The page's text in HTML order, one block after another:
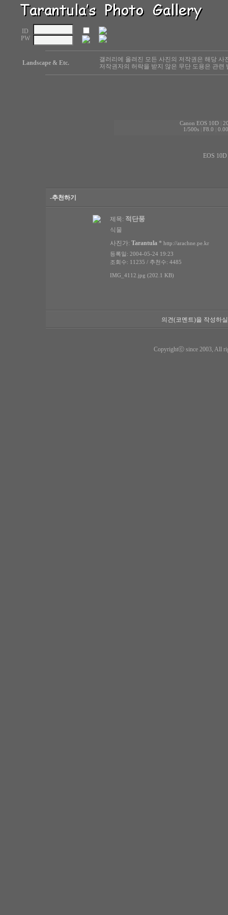
ID
PW
Landscape & Etc.
갤러리에 올려진 모든 사진의 저작권은 해당 사
저작권자의 허락을 받지 않은 무단 도용은 관련
Canon EOS 10D
1/500s| F8.0
EOS
-추천하기
제목: 적단풍
식물
사진가: Tarantula * http://arachne.pe.kr
등록일: 2004-05-24 19:23
조회수: 11235 / 추천수: 4485
IMG_4112.jpg (202.1 KB)
의견(코멘트)을 작성하
Copyrightⓒ since 2003, All